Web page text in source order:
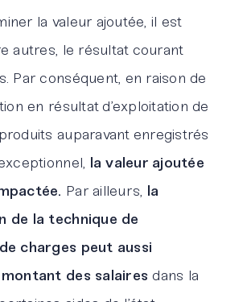
la valeur ajoutée, il est
autres, le résultat courant
Par conséquent, en raison de
en résultat d’exploitation de
auparavant enregistrés
la valeur ajoutée
Par ailleurs,
la
de la technique de
charges peut aussi
des salaires dans la